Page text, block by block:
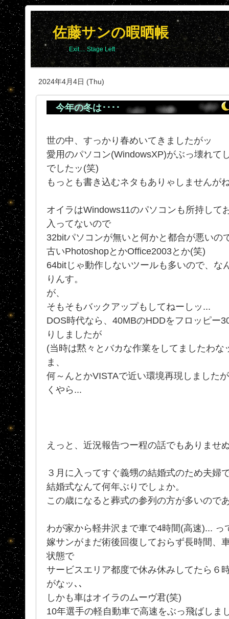
佐藤サンの暇晒帳
Exit.... Stage Left
2024年4月4日 (Thu)
今年の冬は････
世の中、すっかり春めいてきましたがッ
愛用のパソコン(WindowsXP)がぶっ壊れて
でしたッ(笑)
もっとも書き込むネタもありゃしませんが
オイラはWindows11のパソコンも所持して
入ってないので
32bitパソコンが無いと何かと都合が悪いの
古いPhotoshopとかOffice2003とか(笑)
64bitじゃ動作しないツールも多いので、な
りんす。
が、
そもそもバックアップもしてねーしッ...
DOS時代なら、40MBのHDDをフロッピー
りしましたが
(当時は黙々とバカな作業をしてましたわな
ま、
何～んとかVISTAで近い環境再現しました
くやら...
えっと、近況報告つー程の話でもありませ
３月に入ってすぐ義甥の結婚式のため夫婦
結婚式なんて何年ぶりでしょか。
この歳になると葬式の参列の方が多いので
わが家から軽井沢まで車で4時間(高速)... っ
嫁サンがまだ術後回復しておらず長時間、
状態で
サービスエリア都度で休み休みしてたら６
がなッ､､
しかも車はオイラのムーヴ君(笑)
10年選手の軽自動車で高速をぶっ飛ばしま